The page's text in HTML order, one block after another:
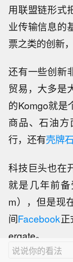
用联盟链形式
业传输信息的
票之类的创新
还有一些创新
贸易，大多是
的Komgo就是
商品、石油
行，还有壳牌
科技巨头也在
就是几年前
m），但是现
间Facebook
ergate。
说说你的看法